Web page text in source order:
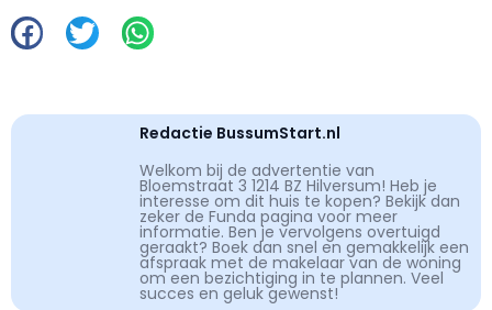
Redactie BussumStart.nl
Welkom bij de advertentie van
Bloemstraat 3 1214 BZ Hilversum! Heb je
interesse om dit huis te kopen? Bekijk dan
zeker de Funda pagina voor meer
informatie. Ben je vervolgens overtuigd
geraakt? Boek dan snel en gemakkelijk een
afspraak met de makelaar van de woning
om een bezichtiging in te plannen. Veel
succes en geluk gewenst!